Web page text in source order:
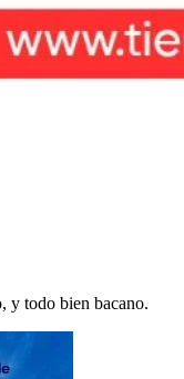
y todo bien bacano.